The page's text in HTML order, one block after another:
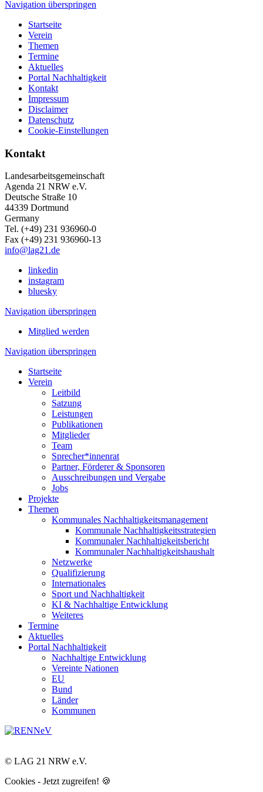
Navigation überspringen
Startseite
Verein
Themen
Termine
Aktuelles
Portal Nachhaltigkeit
Kontakt
Impressum
Disclaimer
Datenschutz
Cookie-Einstellungen
Kontakt
Landesarbeitsgemeinschaft
Agenda 21 NRW e.V.
Deutsche Straße 10
44339 Dortmund
Germany
Tel. (+49) 231 936960-0
Fax (+49) 231 936960-13
info@lag21.de
linkedin
instagram
bluesky
Navigation überspringen
Mitglied werden
Navigation überspringen
Startseite
Verein
Leitbild
Satzung
Leistungen
Publikationen
Mitglieder
Team
Sprecher*innenrat
Partner, Förderer & Sponsoren
Ausschreibungen und Vergabe
Jobs
Projekte
Themen
Kommunales Nachhaltigkeitsmanagement
Kommunale Nachhaltigkeitsstrategien
Kommunaler Nachhaltigkeitsbericht
Kommunaler Nachhaltigkeitshaushalt
Netzwerke
Qualifizierung
Internationales
Sport und Nachhaltigkeit
KI & Nachhaltige Entwicklung
Weiteres
Termine
Aktuelles
Portal Nachhaltigkeit
Nachhaltige Entwicklung
Vereinte Nationen
EU
Bund
Länder
Kommunen
© LAG 21 NRW e.V.
Cookies - Jetzt zugreifen! 🍪